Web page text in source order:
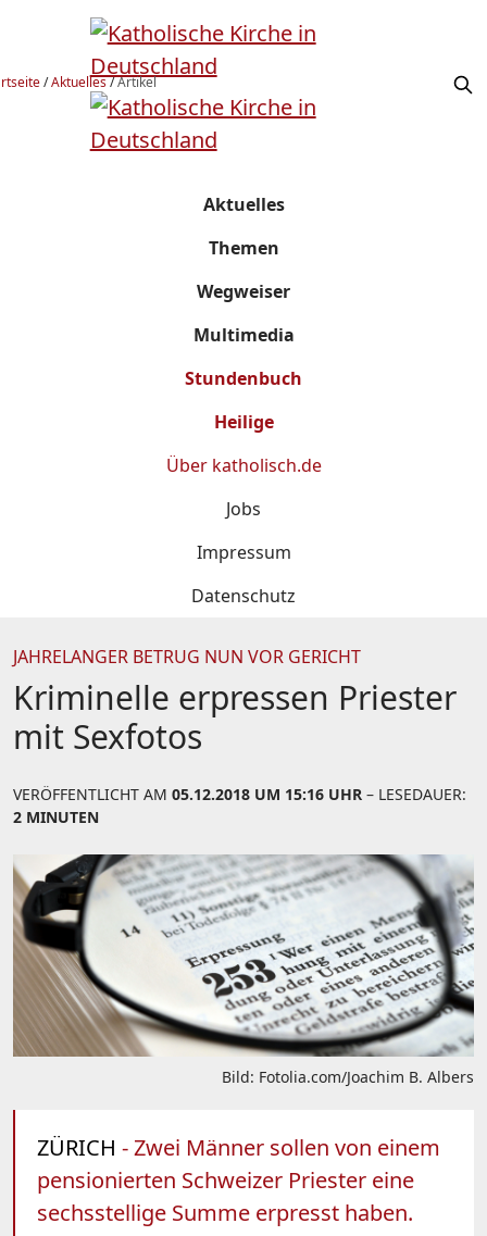
/Aktuelles/Artikel
Aktuelles
Themen
Wegweiser
Multimedia
Stundenbuch
Heilige
Über katholisch.de
Jobs
Impressum
Datenschutz
JAHRELANGER BETRUG NUN VOR GERICHT
Kriminelle erpressen Priester
mit Sexfotos
VERÖFFENTLICHT AM 05.12.2018 UM 15:16 UHR – LESEDAUER:
2 MINUTEN
Bild: Fotolia.com/Joachim B. Albers
ZÜRICH - Zwei Männer sollen von einem
pensionierten Schweizer Priester eine
sechsstellige Summe erpresst haben.